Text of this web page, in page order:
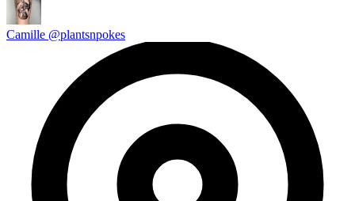
Camille @plantsnpokes